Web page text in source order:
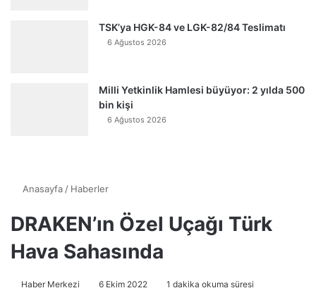
TSK’ya HGK-84 ve LGK-82/84 Teslimatı
6 Ağustos 2026
Milli Yetkinlik Hamlesi büyüyor: 2 yılda 500
bin kişi
6 Ağustos 2026